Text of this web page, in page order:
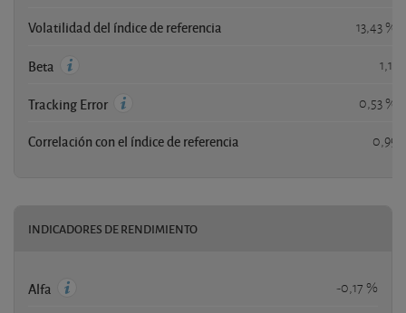
Volatilidad del índice de referencia 13,43 %
Beta 1,11
Tracking Error 0,53 %
Correlación con el índice de referencia 0,99
INDICADORES DE RENDIMIENTO
Alfa -0,17 %